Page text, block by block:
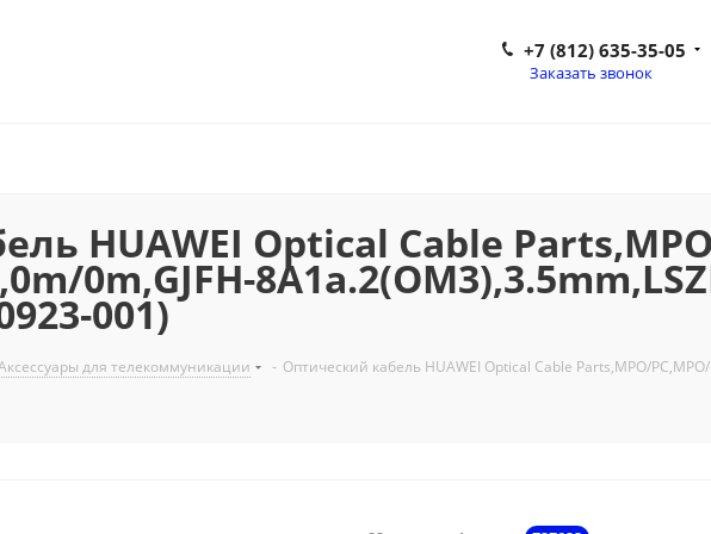
+7 (812) 635-35-05
Заказать звонок
HUAWEI Optical Cable
0m,GJFH-
001)
для телекоммуникации - Оптический кабель HUAWEI Optical Cable Parts,MPO/